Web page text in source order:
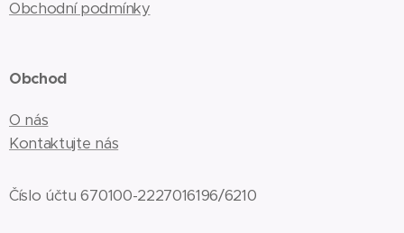
Obchodní podmínky
Obchod
O nás
Kontaktujte nás
Číslo účtu 670100-2227016196/6210